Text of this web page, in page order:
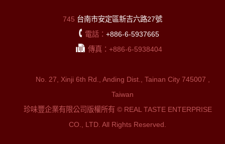
745 台南市安定區新吉六路27號
電話： +886-6-5937665
傳真：+886-6-5938404
No. 27, Xinji 6th Rd., Anding Dist., Tainan City 745007 ,
Taiwan
珍味豐企業有限公司版權所有 © REAL TASTE ENTERPRISE
CO., LTD. All Rights Reserved.